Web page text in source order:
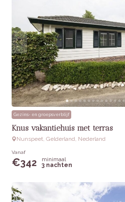
Gezins- en groepsverblijf
Knus vakantiehuis met terras
Nunspeet, Gelderland, Nederland
Vanaf
€342
minimaal
3 nachten